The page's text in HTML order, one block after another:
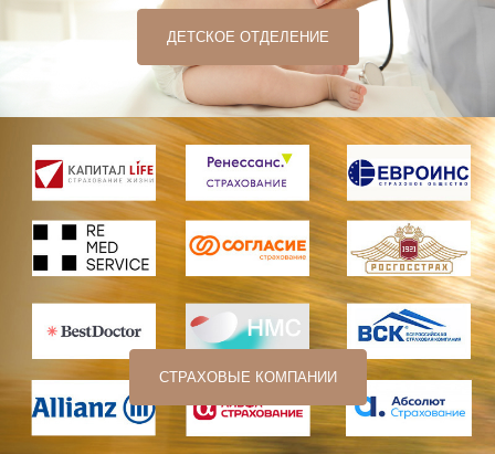
ДЕТСКОЕ ОТДЕЛЕНИЕ
СТРАХОВЫЕ КОМПАНИИ